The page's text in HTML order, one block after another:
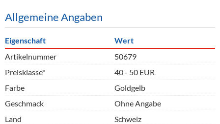
Allgemeine Angaben
Eigenschaft
Wert
Artikelnummer
50679
Preisklasse*
40 - 50 EUR
Farbe
Goldgelb
Geschmack
Ohne Angabe
Land
Schweiz